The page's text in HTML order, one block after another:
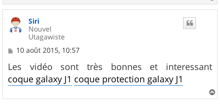
a
Siri
Nouvel
Utagawiste
M
s
s
a
g
e
10 août 2015, 10:57
Les vidéo sont très bonnes et interessant
coque galaxy J1 coque protection galaxy J1
a